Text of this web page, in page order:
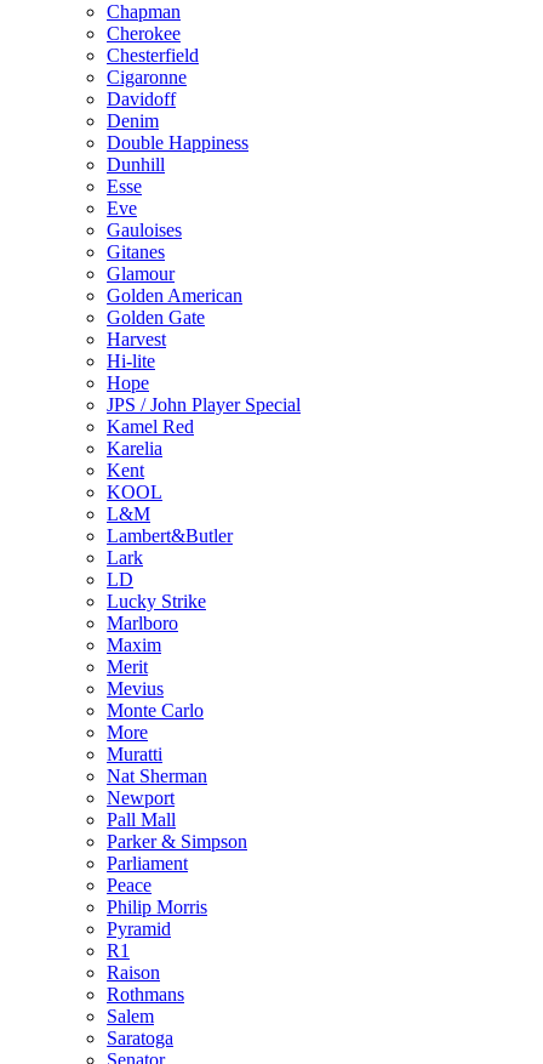
Chapman
Cherokee
Chesterfield
Cigaronne
Davidoff
Denim
Double Happiness
Dunhill
Esse
Eve
Gauloises
Gitanes
Glamour
Golden American
Golden Gate
Harvest
Hi-lite
Hope
JPS / John Player Special
Kamel Red
Karelia
Kent
KOOL
L&M
Lambert&Butler
Lark
LD
Lucky Strike
Marlboro
Maxim
Merit
Mevius
Monte Carlo
More
Muratti
Nat Sherman
Newport
Pall Mall
Parker & Simpson
Parliament
Peace
Philip Morris
Pyramid
R1
Raison
Rothmans
Salem
Saratoga
Senator